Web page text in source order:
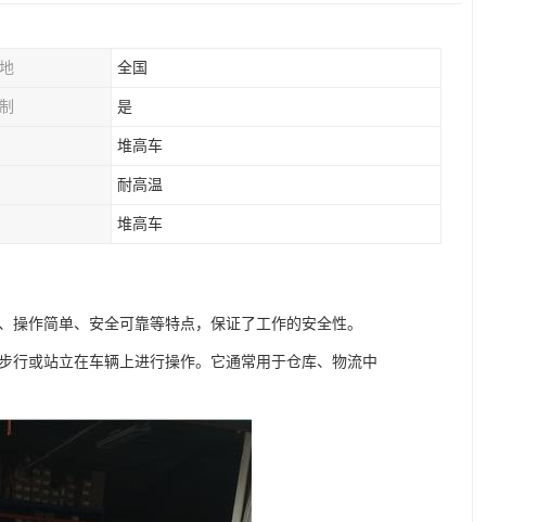
全国
是
堆高车
耐高温
堆高车
作简单、安全可靠等特点，保证了工作的安全性。
行或站立在车辆上进行操作。它通常用于仓库、物流中